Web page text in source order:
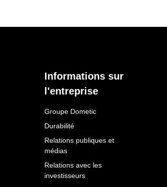
Informations sur
l'entreprise
Groupe Dometic
Durabilité
Relations publiques et
médias
Relations avec les
investisseurs